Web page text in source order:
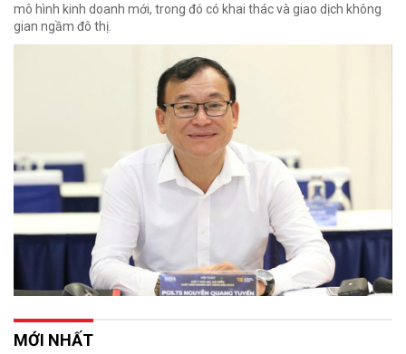
mô hình kinh doanh mới, trong đó có khai thác và giao dịch không
gian ngầm đô thị.
MỚI NHẤT